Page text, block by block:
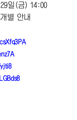
일(금) 14:00
별 안내